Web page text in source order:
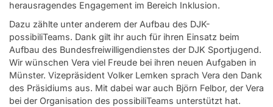
herausragendes Engagement im Bereich Inklusion.
Dazu zählte unter anderem der Aufbau des DJK-
possibiliTeams. Dank gilt ihr auch für ihren Einsatz beim
Aufbau des Bundesfreiwilligendienstes der DJK Sportjugend.
Wir wünschen Vera viel Freude bei ihren neuen Aufgaben in
Münster. Vizepräsident Volker Lemken sprach Vera den Dank
des Präsidiums aus. Mit dabei war auch Björn Felbor, der Vera
bei der Organisation des possibiliTeams unterstützt hat.